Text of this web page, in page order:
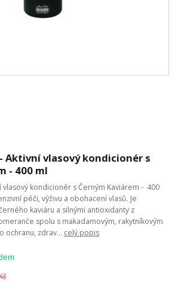
Aktivní vlasový kondicionér s
- 400 ml
vlasový kondicionér s Černým Kaviárem - 400
péči, výživu a obohacení vlasů. Je
kaviáru a silnými antioxidanty z
spolu s makadamovým, rakytníkovým
ochranu, zdrav... celý popis